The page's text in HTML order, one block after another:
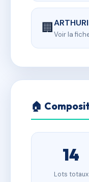
🏢Voir la
🏠
14
Lots totaux